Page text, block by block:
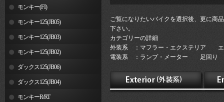
モンキー(FI)
モンキー125(JB05)
モンキー125(JB03)
モンキー125(JB02)
ダックス125(JB06)
ダックス125(JB04)
モンキーR/RT
ご覧になりたいバイクを選択後、更に商
下さい。
カテゴリーの詳細
外装系 ：マフラー・エクステリア エ
電装系 ：ランプ・メーター 足回り